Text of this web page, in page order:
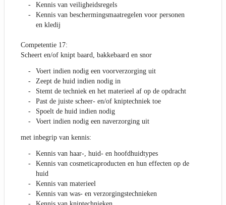
Kennis van veiligheidsregels
Kennis van beschermingsmaatregelen voor personen
en kledij
Competentie 17:
Scheert en/of knipt baard, bakkebaard en snor
Voert indien nodig een voorverzorging uit
Zeept de huid indien nodig in
Stemt de techniek en het materieel af op de opdracht
Past de juiste scheer- en/of kniptechniek toe
Spoelt de huid indien nodig
Voert indien nodig een naverzorging uit
met inbegrip van kennis:
Kennis van haar-, huid- en hoofdhuidtypes
Kennis van cosmeticaproducten en hun effecten op de
huid
Kennis van materieel
Kennis van was- en verzorgingstechnieken